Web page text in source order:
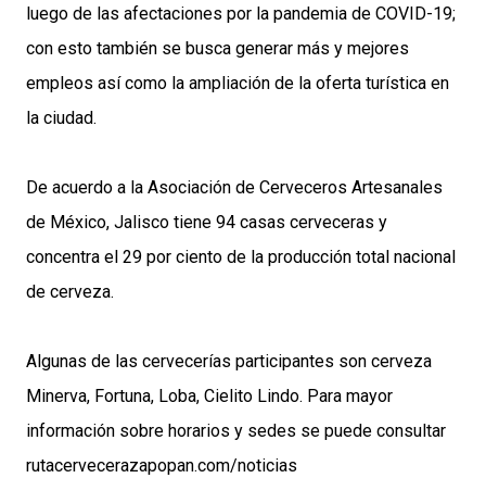
luego de las afectaciones por la pandemia de COVID-19;
con esto también se busca generar más y mejores
empleos así como la ampliación de la oferta turística en
la ciudad.
De acuerdo a la Asociación de Cerveceros Artesanales
de México, Jalisco tiene 94 casas cerveceras y
concentra el 29 por ciento de la producción total nacional
de cerveza.
Algunas de las cervecerías participantes son cerveza
Minerva, Fortuna, Loba, Cielito Lindo. Para mayor
información sobre horarios y sedes se puede consultar
rutacervecerazapopan.com/noticias